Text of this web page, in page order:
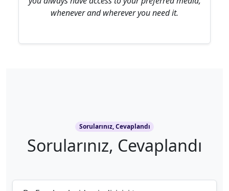
whenever and wherever you need it.
Sorularınız, Cevaplandı
Sorularınız, Cevaplandı